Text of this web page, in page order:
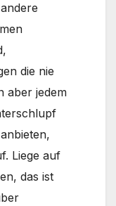
die nie
aber jedem
Liege auf
das ist